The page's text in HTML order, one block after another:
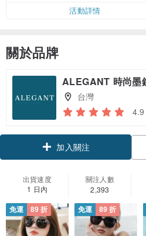
活動詳情
關於品牌
ALEGANT 時尚墨
台灣
4.9
加入關注
出貨速度
1 日內
關注人數
2,393
免運 89 折 免運 89 折